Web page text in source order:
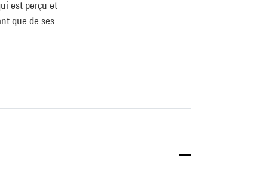
est perçu et
que de ses